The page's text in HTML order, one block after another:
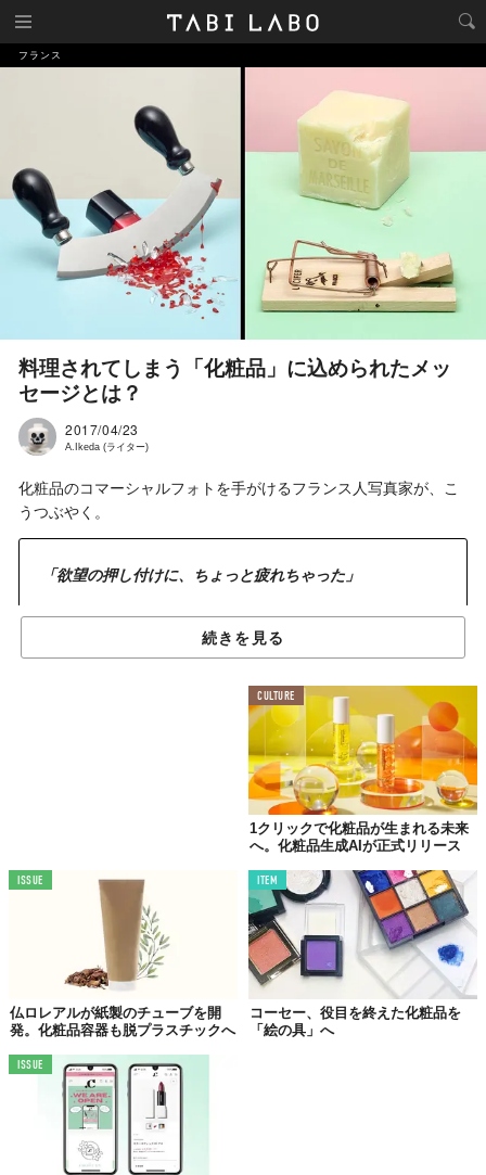
フランス
料理されてしまう「化粧品」に込められたメッ
セージとは？
2017/04/23
A.Ikeda (ライター)
化粧品のコマーシャルフォトを手がけるフランス人写真家が、こ
うつぶやく。
「欲望の押し付けに、ちょっと疲れちゃった」
名前は、Benjamin Henon。
らず、このシリーズから受けるメッセージは、真逆。
続きを見る
CULTURE
1クリックで化粧品が生まれる未来
へ。化粧品生成AIが正式リリース
ISSUE
仏ロレアルが紙製のチューブを開
発。化粧品容器も脱プラスチックへ
ITEM
コーセー、役目を終えた化粧品を
「絵の具」へ
ISSUE